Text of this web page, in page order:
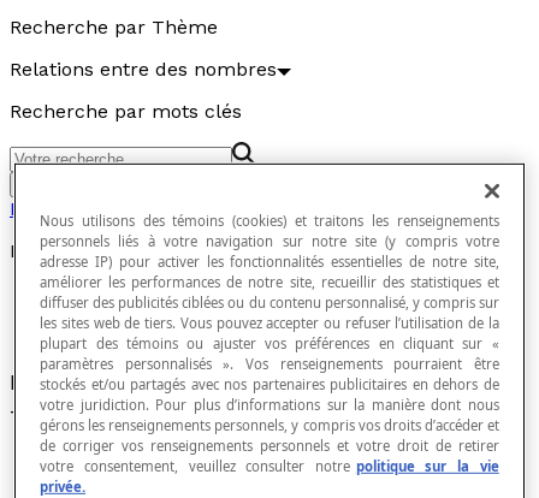
Recherche par Thème
Relations entre des nombres
Recherche par mots clés
Relations entre des nombres
Nombres opposés
Paire de nombresxet yqui vérifient la relation
+
y= 0.
Nous utilisons des témoins (cookies) et traitons les renseignements
personnels liés à votre navigation sur notre site (y compris votre
adresse IP) pour activer les fonctionnalités essentielles de notre site,
améliorer les performances de notre site, recueillir des statistiques et
diffuser des publicités ciblées ou du contenu personnalisé, y compris sur
les sites web de tiers. Vous pouvez accepter ou refuser l’utilisation de la
plupart des témoins ou ajuster vos préférences en cliquant sur «
paramètres personnalisés ». Vos renseignements pourraient être
stockés et/ou partagés avec nos partenaires publicitaires en dehors de
votre juridiction. Pour plus d’informations sur la manière dont nous
gérons les renseignements personnels, y compris vos droits d’accéder et
de corriger vos renseignements personnels et votre droit de retirer
votre consentement, veuillez consulter notre politique sur la vie
privée.